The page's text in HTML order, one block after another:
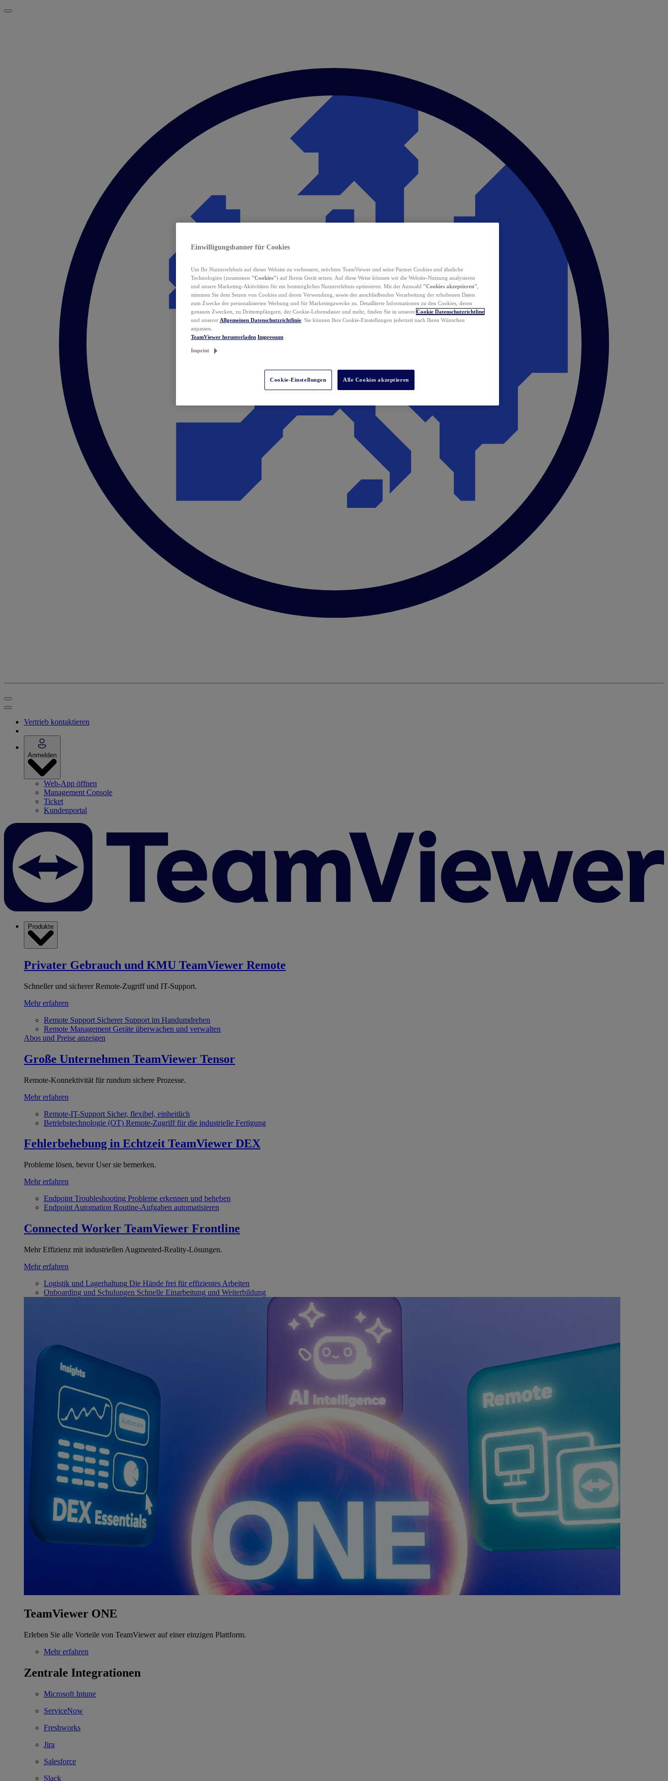
Vertrieb kontaktieren
Anmelden
Web-App öffnen
Management Console
Ticket
Kundenportal
Produkte
Privater Gebrauch und KMU TeamViewer Remote
Schneller und sicherer Remote-Zugriff und IT-Support.
Mehr erfahren
Remote Support Sicherer Support im Handumdrehen
Remote Management Geräte überwachen und verwalten
Abos und Preise anzeigen
Große Unternehmen TeamViewer Tensor
Remote-Konnektivität für rundum sichere Prozesse.
Mehr erfahren
Remote-IT-Support Sicher, flexibel, einheitlich
Betriebstechnologie (OT) Remote-Zugriff für die industrielle Fertigung
Fehlerbehebung in Echtzeit TeamViewer DEX
Probleme lösen, bevor User sie bemerken.
Mehr erfahren
Endpoint Troubleshooting Probleme erkennen und beheben
Endpoint Automation Routine-Aufgaben automatisieren
Connected Worker TeamViewer Frontline
Mehr Effizienz mit industriellen Augmented-Reality-Lösungen.
Mehr erfahren
Logistik und Lagerhaltung Die Hände frei für effizientes Arbeiten
Onboarding und Schulungen Schnelle Einarbeitung und Weiterbildung
TeamViewer ONE
Erleben Sie alle Vorteile von TeamViewer auf einer einzigen Plattform.
Mehr erfahren
Zentrale Integrationen
Microsoft Intune
ServiceNow
Freshworks
Jira
Salesforce
Slack
Einwilligungsbanner für Cookies
Um Ihr Nutzererlebnis auf dieser Website zu verbessern, möchten TeamViewer und seine Partner Cookies und ähnliche
Technologien (zusammen "Cookies") auf Ihrem Gerät setzen. Auf diese Weise können wir die Website-Nutzung analysieren
und unsere Marketing-Aktivitäten für ein bestmögliches Nutzererlebnis optimieren. Mit der Auswahl "Cookies akzeptieren"
stimmen Sie dem Setzen von Cookies und deren Verwendung, sowie der anschließenden Verarbeitung der erhobenen Daten
zum Zwecke der personalisierten Werbung und für Marketingzwecke zu. Detaillierte Informationen zu den Cookies, deren
genauen Zwecken, zu Drittempfängern, der Cookie-Lebensdauer und mehr, finden Sie in unserer Cookie Datenschutzrichtline
und unserer Allgemeinen Datenschutzrichtlinie . Sie können Ihre Cookie-Einstellungen jederzeit nach Ihren Wünschen
anpassen.
TeamViewer herunterladen Impressum
Imprint
Cookie-Einstellungen Alle Cookies akzeptieren